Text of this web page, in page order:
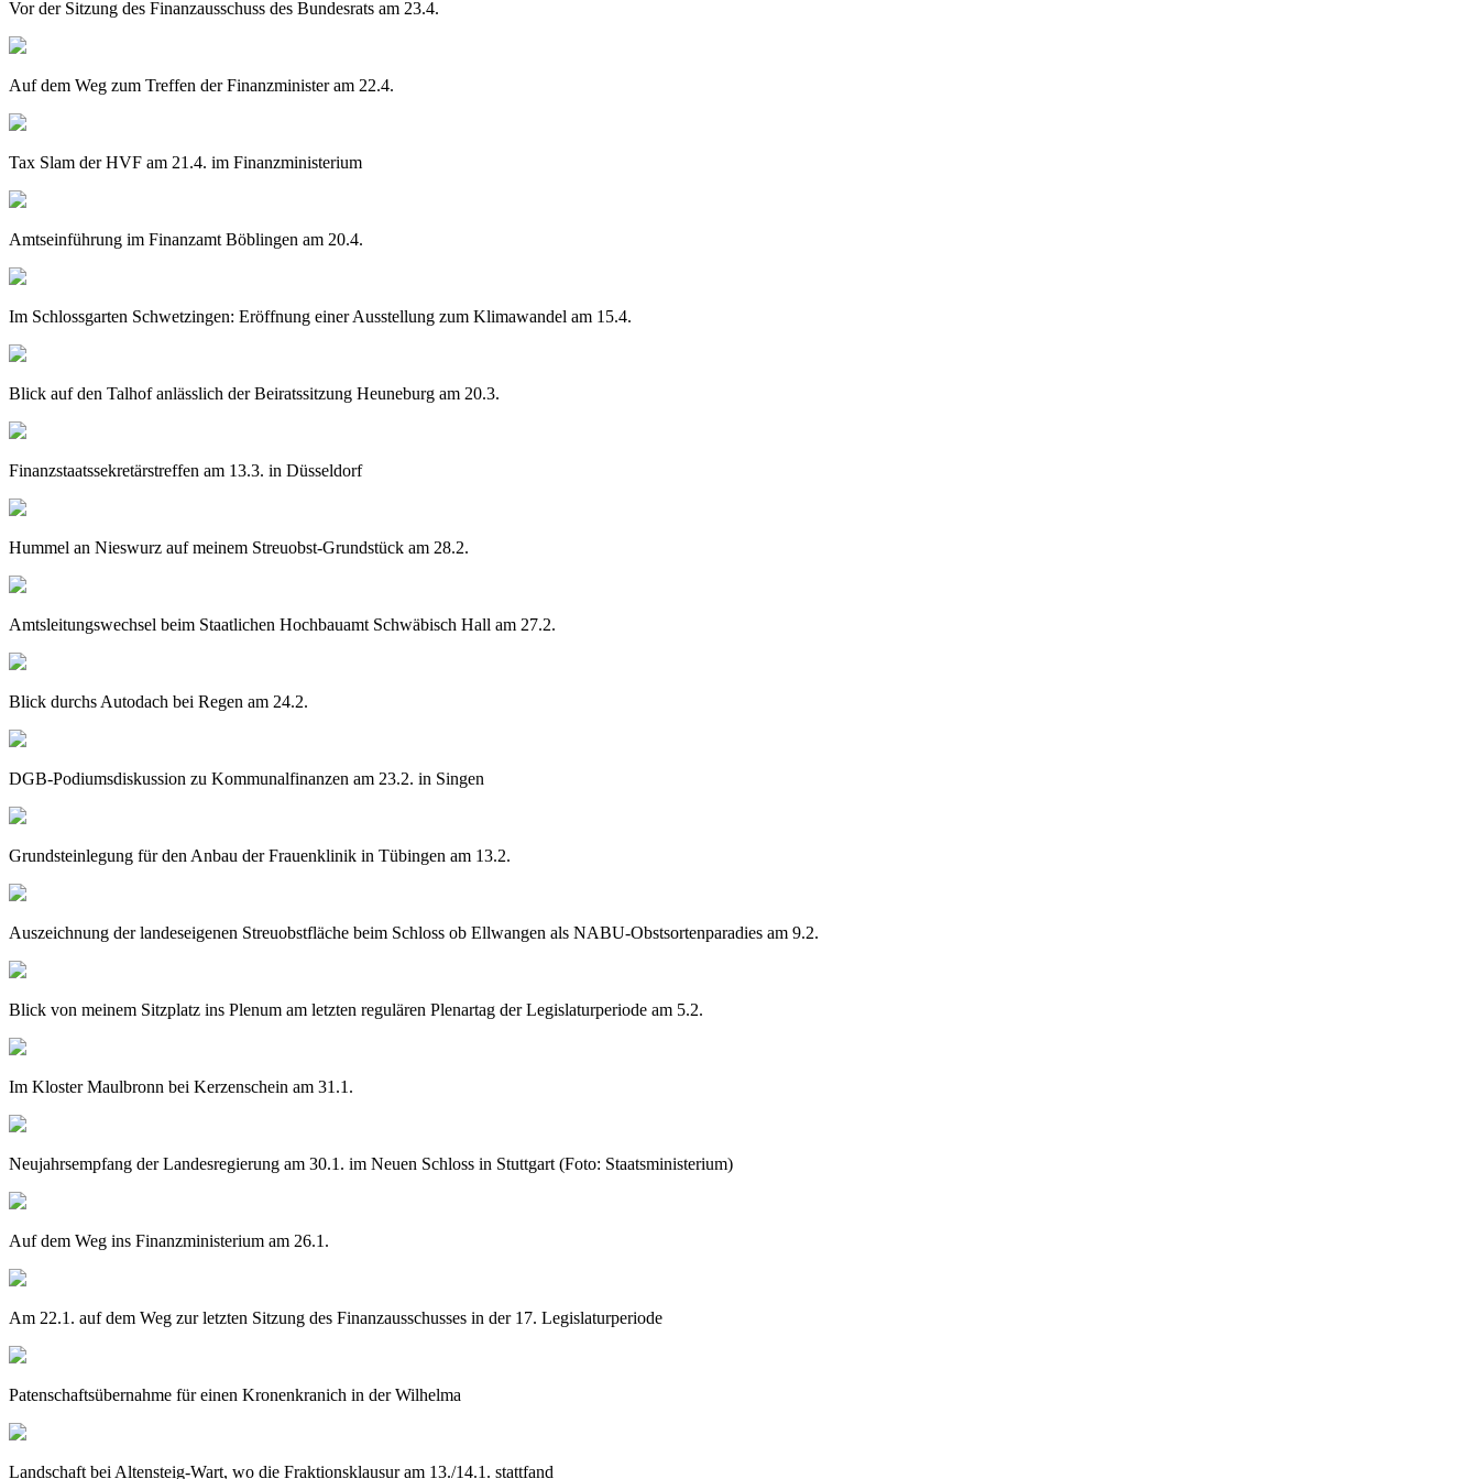
Vor der Sitzung des Finanzausschuss des Bundesrats am 23.4.
Auf dem Weg zum Treffen der Finanzminister am 22.4.
Tax Slam der HVF am 21.4. im Finanzministerium
Amtseinführung im Finanzamt Böblingen am 20.4.
Im Schlossgarten Schwetzingen: Eröffnung einer Ausstellung zum Klimawandel am 15.4.
Blick auf den Talhof anlässlich der Beiratssitzung Heuneburg am 20.3.
Finanzstaatssekretärstreffen am 13.3. in Düsseldorf
Hummel an Nieswurz auf meinem Streuobst-Grundstück am 28.2.
Amtsleitungswechsel beim Staatlichen Hochbauamt Schwäbisch Hall am 27.2.
Blick durchs Autodach bei Regen am 24.2.
DGB-Podiumsdiskussion zu Kommunalfinanzen am 23.2. in Singen
Grundsteinlegung für den Anbau der Frauenklinik in Tübingen am 13.2.
Auszeichnung der landeseigenen Streuobstfläche beim Schloss ob Ellwangen als NABU-Obstsortenparadies am 9.2.
Blick von meinem Sitzplatz ins Plenum am letzten regulären Plenartag der Legislaturperiode am 5.2.
Im Kloster Maulbronn bei Kerzenschein am 31.1.
Neujahrsempfang der Landesregierung am 30.1. im Neuen Schloss in Stuttgart (Foto: Staatsministerium)
Auf dem Weg ins Finanzministerium am 26.1.
Am 22.1. auf dem Weg zur letzten Sitzung des Finanzausschusses in der 17. Legislaturperiode
Patenschaftsübernahme für einen Kronenkranich in der Wilhelma
Landschaft bei Altensteig-Wart, wo die Fraktionsklausur am 13./14.1. stattfand